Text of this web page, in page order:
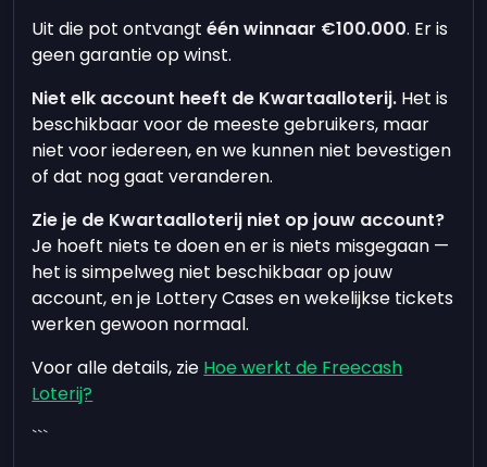
Uit die pot ontvangtéén winnaar €100.000. Er is
geen garantie op winst.
Niet elk account heeft de Kwartaalloterij. Het is
beschikbaar voor de meeste gebruikers, maar
niet voor iedereen, en we kunnen niet bevestigen
of dat nog gaat veranderen.
Zie je de Kwartaalloterij niet op jouw account?
Je hoeft niets te doen en er is niets misgegaan —
het is simpelweg niet beschikbaar op jouw
account, en je Lottery Cases en wekelijkse tickets
werken gewoon normaal.
Voor alle details, zie Hoe werkt de Freecash
Loterij?
```